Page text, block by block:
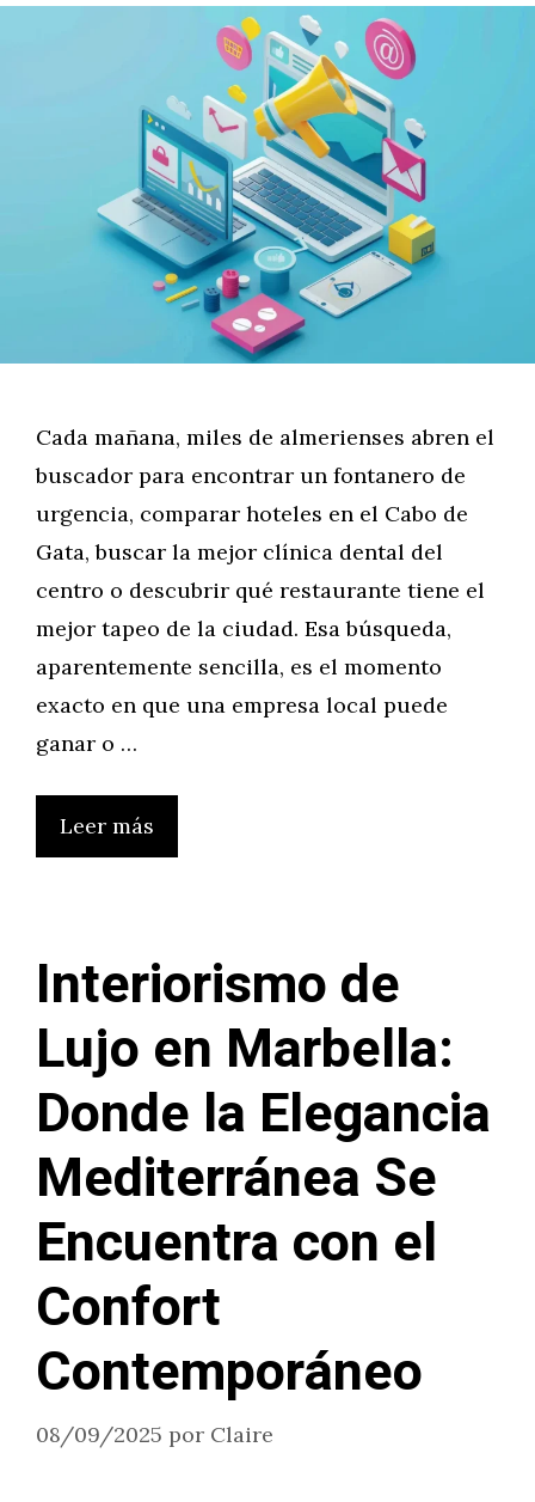
Cada mañana, miles de almerienses abren el
buscador para encontrar un fontanero de
urgencia, comparar hoteles en el Cabo de
Gata, buscar la mejor clínica dental del
centro o descubrir qué restaurante tiene el
mejor tapeo de la ciudad. Esa búsqueda,
aparentemente sencilla, es el momento
exacto en que una empresa local puede
ganar o …
Leer más
Interiorismo de
Lujo en Marbella:
Donde la Elegancia
Mediterránea Se
Encuentra con el
Confort
Contemporáneo
08/09/2025 por Claire